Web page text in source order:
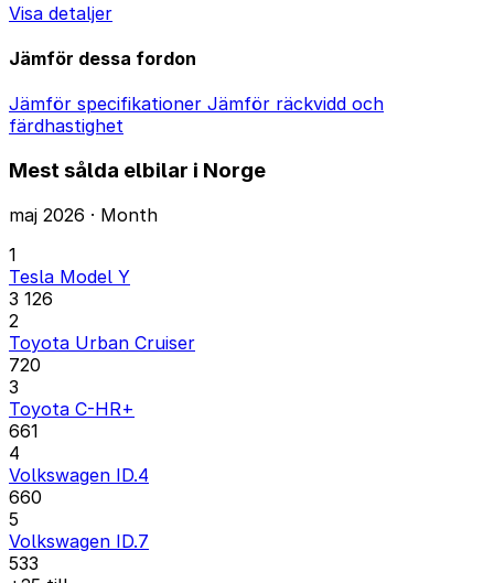
Visa detaljer
Jämför dessa fordon
Jämför specifikationer Jämför räckvidd och
färdhastighet
Mest sålda elbilar i Norge
maj 2026 · Month
1
Tesla Model Y
3 126
2
Toyota Urban Cruiser
720
3
Toyota C-HR+
661
4
Volkswagen ID.4
660
5
Volkswagen ID.7
533